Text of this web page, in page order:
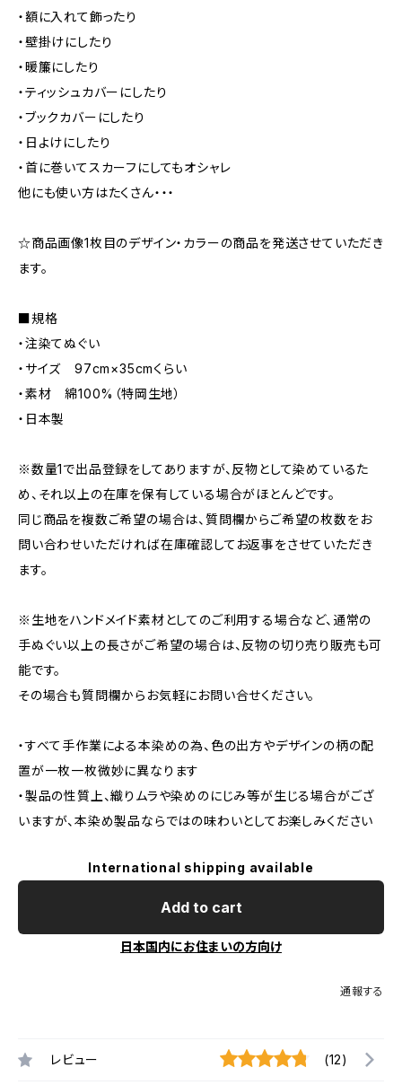
・額に入れて飾ったり
・壁掛けにしたり
・暖簾にしたり
・ティッシュカバーにしたり
・ブックカバーにしたり
・日よけにしたり
・首に巻いてスカーフにしてもオシャレ
他にも使い方はたくさん・・・
☆商品画像1枚目のデザイン・カラーの商品を発送させていただき
ます。
■規格
・注染てぬぐい
・サイズ 97cm×35cmくらい
・素材 綿100%（特岡生地）
・日本製
※数量1で出品登録をしてありますが、反物として染めているた
め、それ以上の在庫を保有している場合がほとんどです。
同じ商品を複数ご希望の場合は、質問欄からご希望の枚数をお
問い合わせいただければ在庫確認してお返事をさせていただき
ます。
※生地をハンドメイド素材としてのご利用する場合など、通常の
手ぬぐい以上の長さがご希望の場合は、反物の切り売り販売も可
能です。
その場合も質問欄からお気軽にお問い合せください。
・すべて手作業による本染めの為、色の出方やデザインの柄の配
置が一枚一枚微妙に異なります
・製品の性質上、織りムラや染めのにじみ等が生じる場合がござ
いますが、本染め製品ならではの味わいとしてお楽しみください
International shipping available
Add to cart
日本国内にお住まいの方向け
通報する
レビュー (12)